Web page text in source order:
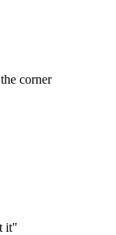
corner
it"